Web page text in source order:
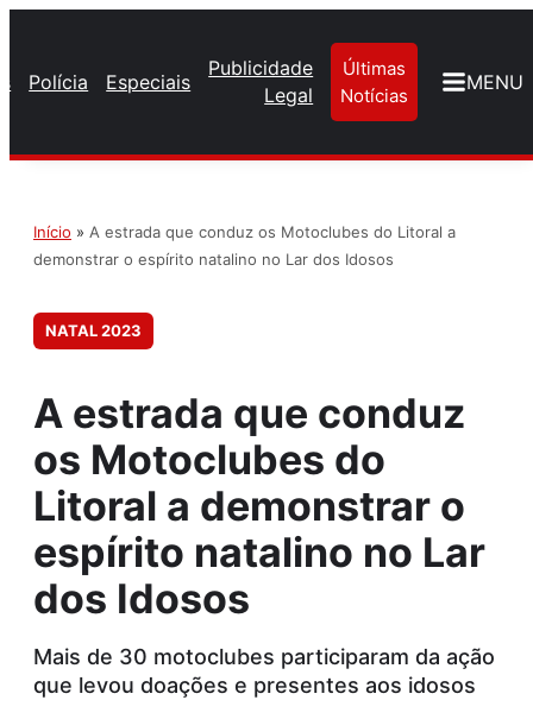
Polícia Especiais
Publicidade
Legal
Últimas
Notícias
MENU
Início » A estrada que conduz os Motoclubes do Litoral a
demonstrar o espírito natalino no Lar dos Idosos
NATAL 2023
A estrada que conduz
os Motoclubes do
Litoral a demonstrar o
espírito natalino no Lar
dos Idosos
Mais de 30 motoclubes participaram da ação
que levou doações e presentes aos idosos